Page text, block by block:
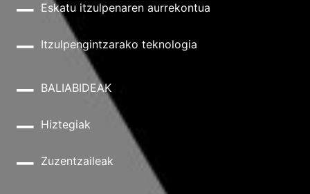
Eskatu itzulpenaren aurrekontua
Itzulpengintzarako teknologia
BALIABIDEAK
Hiztegiak
Zuzentzaileak